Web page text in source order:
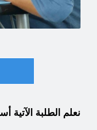
نعلم الطلبة